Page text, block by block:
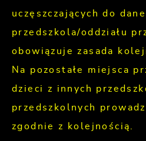
uczęszczających do
przedszkola/oddziału
obowiązuje zasada
Na pozostałe miejsca
dzieci z innych
przedszkolnych
zgodnie z kolejnością.